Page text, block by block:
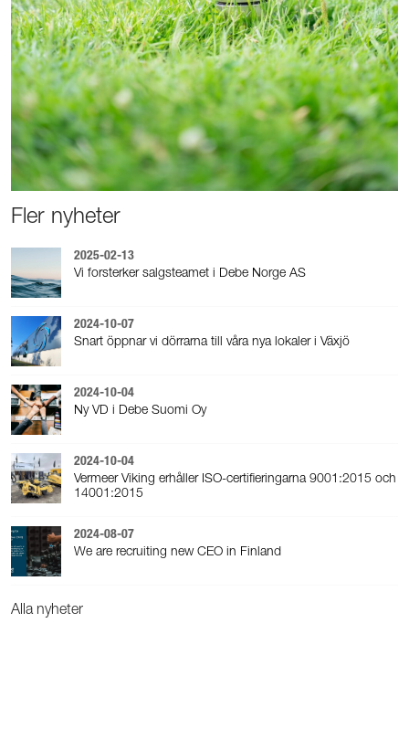
Fler nyheter
2025-02-13
Vi forsterker salgsteamet i Debe Norge AS
2024-10-07
Snart öppnar vi dörrarna till våra nya lokaler i Växjö
2024-10-04
Ny VD i Debe Suomi Oy
2024-10-04
Vermeer Viking erhåller ISO-certifieringarna 9001:2015 och
14001:2015
2024-08-07
We are recruiting new CEO in Finland
Alla nyheter